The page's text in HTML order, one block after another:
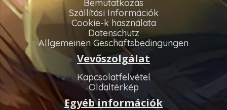
Bemutatkozás
Szállítási Információk
Cookie-k használata
Datenschutz
Allgemeinen Geschäftsbedingungen
Vevőszolgálat
Kapcsolatfelvétel
Oldaltérkép
Egyéb információk